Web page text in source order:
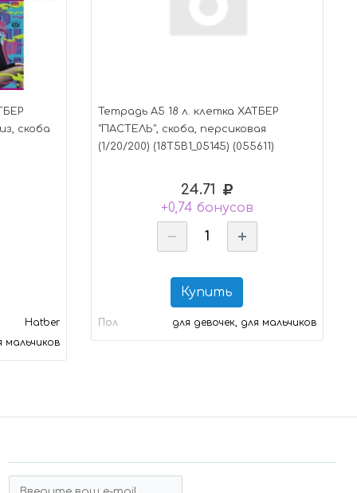
скоба
Hatber
мальчиков
Тетрадь А5 18 л. клетка ХАТБЕР
"ПАСТЕЛЬ", скоба, персиковая
(1/20/200) (18Т5В1_05145) (055611)
24.71
+0,74 бонусов
Купить
Пол для девочек, для мальчиков